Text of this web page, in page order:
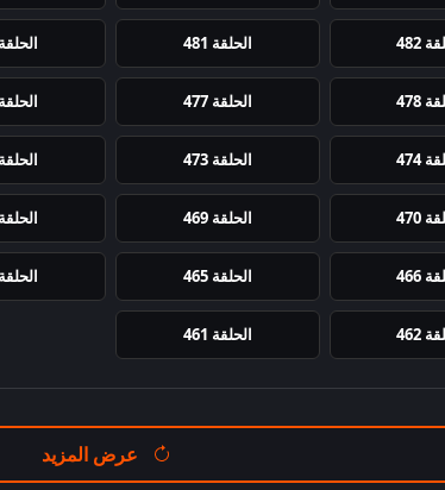
482 الحلقة 481 الحلقة 480
478 الحلقة 477 الحلقة 476
474 الحلقة 473 الحلقة 472
470 الحلقة 469 الحلقة 468
466 الحلقة 465 الحلقة
462 الحلقة 461
عرض المزيد